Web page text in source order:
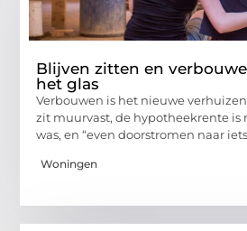
Blijven zitten en
het glas
Verbouwen is het nieuwe
zit muurvast, de hypotheekrente is
was, en “even doorstromen naar
Woningen